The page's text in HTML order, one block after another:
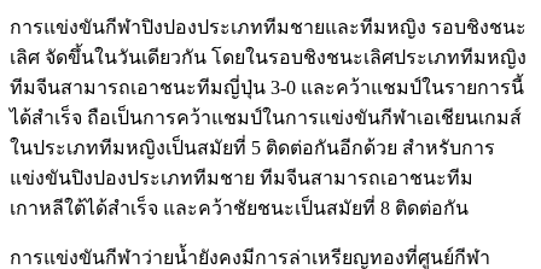
การแข่งขันกีฬาปิงปองประเภททีมชายและทีมหญิง รอบชิงชนะ
เลิศ จัดขึ้นในวันเดียวกัน โดยในรอบชิงชนะเลิศประเภททีมหญิง
ทีมจีนสามารถเอาชนะทีมญี่ปุ่น 3-0 และคว้าแชมป์ในรายการนี้
ได้สำเร็จ ถือเป็นการคว้าแชมป์ในการแข่งขันกีฬาเอเชียนเกมส์
ในประเภททีมหญิงเป็นสมัยที่ 5 ติดต่อกันอีกด้วย สำหรับการ
แข่งขันปิงปองประเภททีมชาย ทีมจีนสามารถเอาชนะทีม
เกาหลีใต้ได้สำเร็จ และคว้าชัยชนะเป็นสมัยที่ 8 ติดต่อกัน
การแข่งขันกีฬาว่ายน้ำยังคงมีการล่าเหรียญทองที่ศูนย์กีฬา